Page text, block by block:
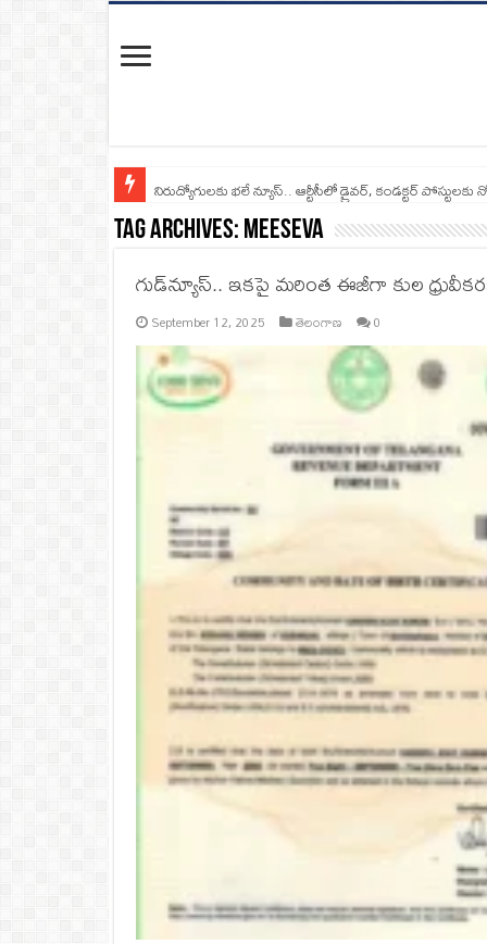
నిరుద్యోగులకు భలే న్యూస్.. ఆర్టీసీలో డ్రైవర్, కండక్టర్‌
Tag Archives: MeeSeva
గుడ్‌న్యూస్.. ఇకపై మరింత ఈజీగా కుల
September 12, 2025 తెలంగాణ 0